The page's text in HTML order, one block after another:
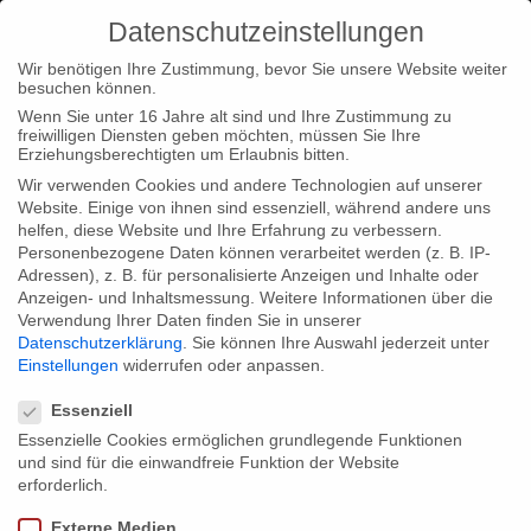
Datenschutzeinstellungen
Wir benötigen Ihre Zustimmung, bevor Sie unsere Website weiter
besuchen können.
Wenn Sie unter 16 Jahre alt sind und Ihre Zustimmung zu
freiwilligen Diensten geben möchten, müssen Sie Ihre
Erziehungsberechtigten um Erlaubnis bitten.
Wir verwenden Cookies und andere Technologien auf unserer
Website. Einige von ihnen sind essenziell, während andere uns
helfen, diese Website und Ihre Erfahrung zu verbessern.
Personenbezogene Daten können verarbeitet werden (z. B. IP-
Adressen), z. B. für personalisierte Anzeigen und Inhalte oder
Anzeigen- und Inhaltsmessung. Weitere Informationen über die
Verwendung Ihrer Daten finden Sie in unserer
Datenschutzerklärung
Sie können Ihre Auswahl jederzeit unter
Einstellungen widerrufen oder anpassen.
Essenziell
Essenzielle Cookies ermöglichen grundlegende Funktionen
und sind für die einwandfreie Funktion der Website
erforderlich.